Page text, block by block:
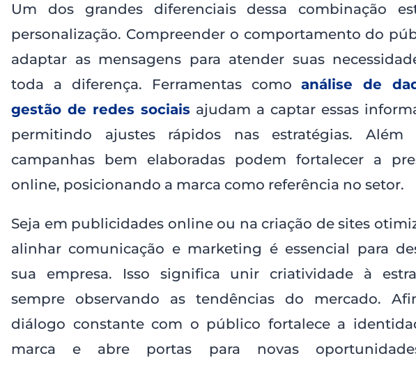
Um dos grandes diferenciais dessa combinação
personalização. Compreender o comportamento do
adaptar as mensagens para atender suas
toda a diferença. Ferramentas comoanálise de
gestão de redes sociais ajudam a captar essas
permitindo ajustes rápidos nas estratégias. Além
campanhas bem elaboradas podem fortalecer a
online, posicionando a marca como referência no setor.
Seja em publicidades online ou na criação de sites
alinhar comunicação e marketing é essencial para
sua empresa. Isso significa unir criatividade à
sempre observando as tendências do mercado.
diálogo constante com o público fortalece a
marca e abre portas para novas